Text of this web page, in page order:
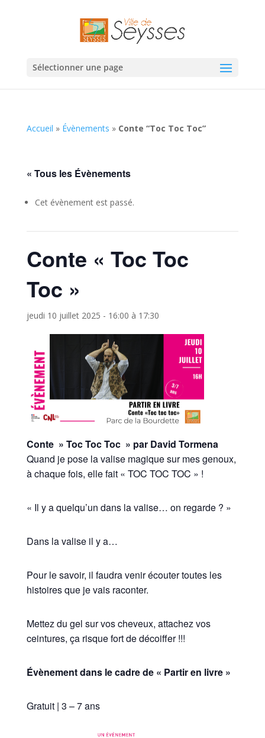
Sélectionner une page
Accueil » Évènements » Conte “Toc Toc Toc”
« Tous les Évènements
Cet évènement est passé.
Conte « Toc Toc
Toc »
jeudi 10 juillet 2025 - 16:00 à 17:30
Conte » Toc Toc Toc » par David Tormena
Quand je pose la valise magique sur mes genoux,
à chaque fois, elle fait « TOC TOC TOC » !
« Il y a quelqu’un dans la valise… on regarde ? »
Dans la valise il y a…
Pour le savoir, il faudra venir écouter toutes les
histoires que je vais raconter.
Mettez du gel sur vos cheveux, attachez vos
ceintures, ça risque fort de décoiffer !!!
Évènement dans le cadre de « Partir en livre »
Gratuit | 3 – 7 ans